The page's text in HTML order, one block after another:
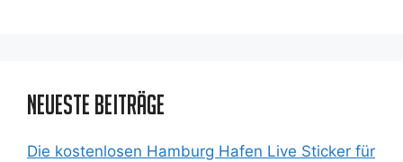
Neueste Beiträge
Die kostenlosen Hamburg Hafen Live Sticker für